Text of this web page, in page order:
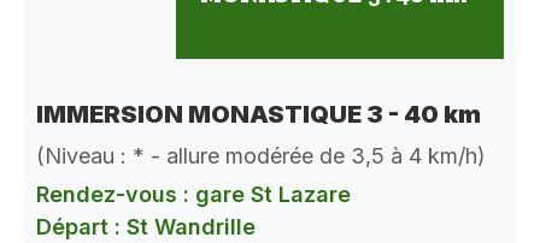
IMMERSION MONASTIQUE 3 - 40 km
(Niveau : * - allure modérée de 3,5 à 4 km/h)
Rendez-vous : gare St Lazare
Départ : St Wandrille